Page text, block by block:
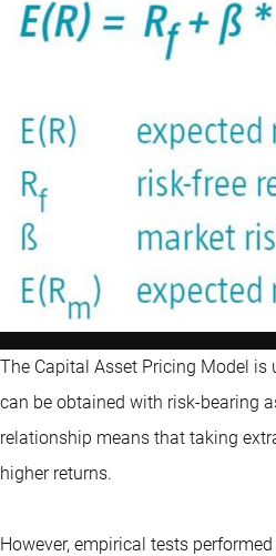
The Capital Asset Pricing Model
can be obtained with risk-bearing
relationship means that taking
higher returns.
However, empirical tests